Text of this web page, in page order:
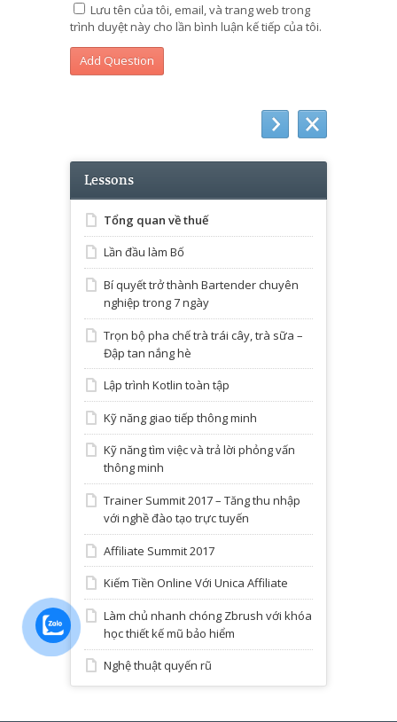
Lưu tên của tôi, email, và trang web trong
trình duyệt này cho lần bình luận kế tiếp của tôi.
Lessons
Tổng quan về thuế
Lần đầu làm Bố
Bí quyết trở thành Bartender chuyên
nghiệp trong 7 ngày
Trọn bộ pha chế trà trái cây, trà sữa –
Đập tan nắng hè
Lập trình Kotlin toàn tập
Kỹ năng giao tiếp thông minh
Kỹ năng tìm việc và trả lời phỏng vấn
thông minh
Trainer Summit 2017 – Tăng thu nhập
với nghề đào tạo trực tuyến
Affiliate Summit 2017
Kiếm Tiền Online Với Unica Affiliate
Làm chủ nhanh chóng Zbrush với khóa
học thiết kế mũ bảo hiểm
Nghệ thuật quyến rũ